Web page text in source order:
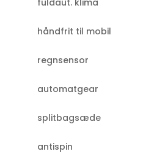
håndfrit til mobil
regnsensor
automatgear
splitbagsæde
antispin